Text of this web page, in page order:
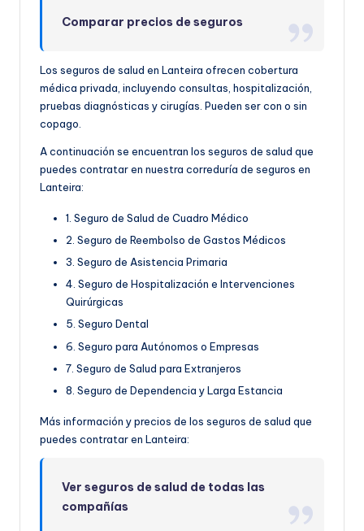
Comparar precios de seguros
Los seguros de salud en Lanteira ofrecen cobertura
médica privada, incluyendo consultas, hospitalización,
pruebas diagnósticas y cirugías. Pueden ser con o sin
copago.
A continuación se encuentran los seguros de salud que
puedes contratar en nuestra correduría de seguros en
Lanteira:
1. Seguro de Salud de Cuadro Médico
2. Seguro de Reembolso de Gastos Médicos
3. Seguro de Asistencia Primaria
4. Seguro de Hospitalización e Intervenciones
Quirúrgicas
5. Seguro Dental
6. Seguro para Autónomos o Empresas
7. Seguro de Salud para Extranjeros
8. Seguro de Dependencia y Larga Estancia
Más información y precios de los seguros de salud que
puedes contratar en Lanteira:
Ver seguros de salud de todas las
compañías